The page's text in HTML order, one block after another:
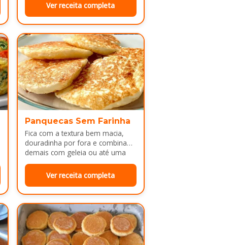
Ver receita completa
Panquecas Sem Farinha
Fica com a textura bem macia,
douradinha por fora e combina
demais com geleia ou até uma
manteiguinha derretendo por
Ver receita completa